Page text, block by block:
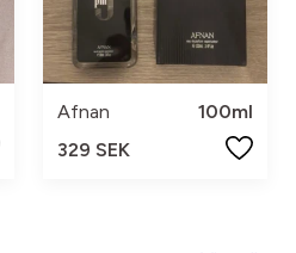
Afnan
100ml
329 SEK